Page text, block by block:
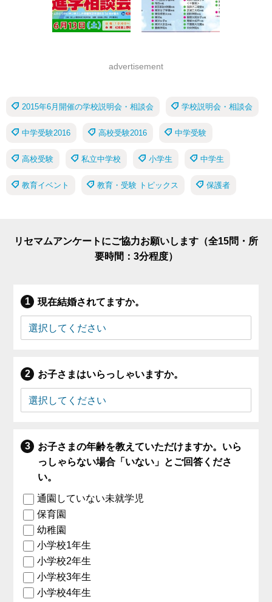
advertisement
2015年6月開催の学校説明会・相談会 学校説明会・相談会
中学受験2016 高校受験2016 中学受験
高校受験 私立中学校 小学生 中学生
教育イベント 教育・受験 トピックス 保護者
リセマムアンケートにご協力お願いします（全15問・所
要時間：3分程度）
現在結婚されてますか。
お子さまはいらっしゃいますか。
お子さまの年齢を教えていただけますか。いら
っしゃらない場合「いない」とご回答くださ
い。
通園していない未就学児
保育園
幼稚園
小学校1年生
小学校2年生
小学校3年生
小学校4年生